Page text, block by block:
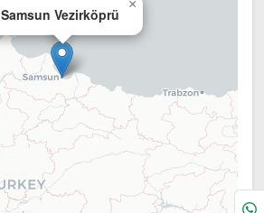
Samsun Vezirköprü
×